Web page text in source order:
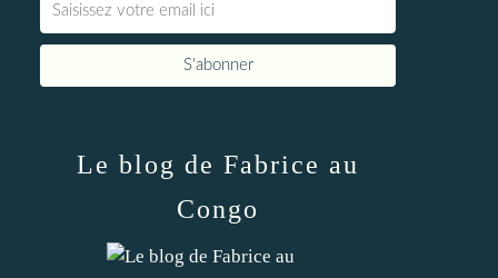
Le blog de Fabrice au
Congo